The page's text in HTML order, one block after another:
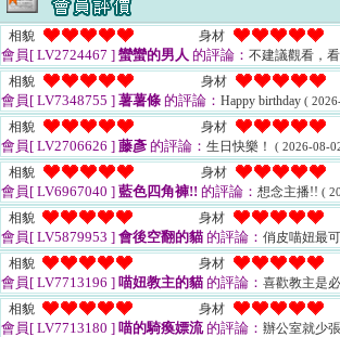
相貌 身材
會員[ LV2724467 ] 蠻蠻的男人 的評論： 不建議觀看，
相貌
身材
會員[ LV7348755 ] 薯薯條 的評論： Happy birthday (
相貌 身材
會員[ LV2706626 ] 藤彥 的評論： 生日快樂！ ( 2026-08-
相貌 身材
會員[ LV6967040 ] 藍色四角褲!! 的評論： 想念主播!! (
相貌 身材
會員[ LV5879953 ] 會後空翻的貓 的評論： 俏皮喵妞最
相貌
身材
會員[ LV7713196 ] 喵妞教主的貓 的評論： 喜歡教主是
相貌
身材
會員[ LV7713180 ] 喵的騎瘓嫖流的評論： 辦公室就少